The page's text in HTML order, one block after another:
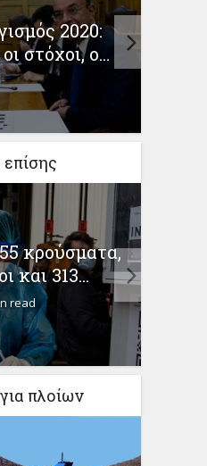
2020:
στόχοι, o...
κρούσματα,
και 313...
read
πλοίων